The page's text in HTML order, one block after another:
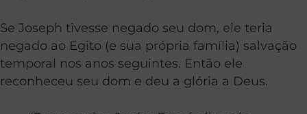
Se Joseph tivesse negado seu dom, ele teria
negado ao Egito (e sua própria família) salvação
temporal nos anos seguintes. Então ele
reconheceu seu dom e deu a glória a Deus.